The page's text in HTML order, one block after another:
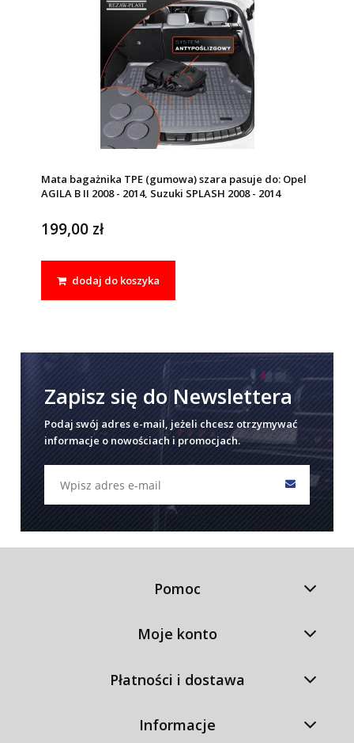
Mata bagażnika TPE (gumowa) szara pasuje do: Opel
AGILA B II 2008 - 2014, Suzuki SPLASH 2008 - 2014
199,00 zł
dodaj do koszyka
Zapisz się do Newslettera
Podaj swój adres e-mail, jeżeli chcesz otrzymywać
informacje o nowościach i promocjach.
Pomoc
Moje konto
Płatności i dostawa
Informacje